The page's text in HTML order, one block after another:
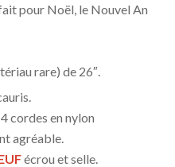
pour Noël, le Nouvel An
rare) de 26″.
cordes en nylon
agréable.
écrou et selle.